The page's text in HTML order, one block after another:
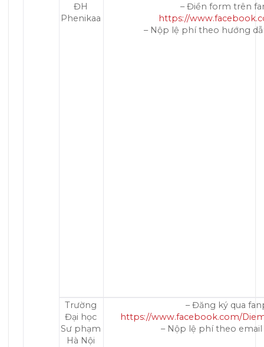
ĐH
Phenikaa
– Điền form trên
https://
– Nộp lệ phí theo hướng
Trường
Đại học
Sư phạm
Hà Nội
– Đăng ký qua
https://www.facebook.com/
– Nộp lệ phí theo